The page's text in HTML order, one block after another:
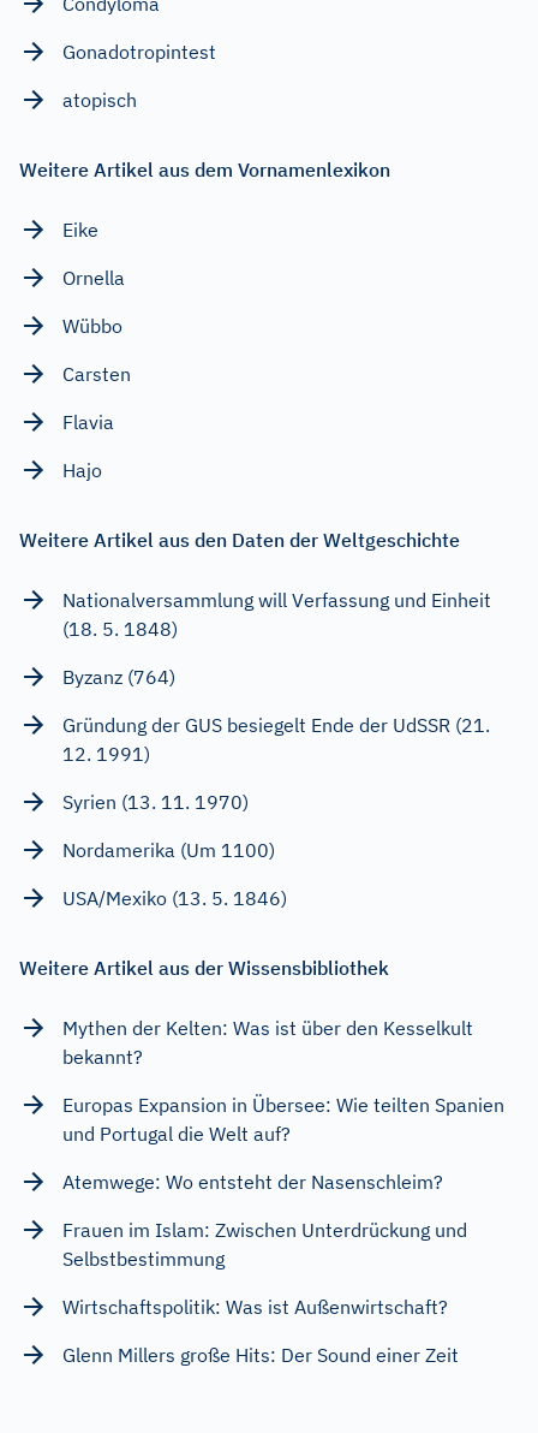
Gonadotropintest
atopisch
Weitere Artikel aus dem Vornamenlexikon
Eike
Ornella
Wübbo
Carsten
Flavia
Hajo
Weitere Artikel aus den Daten der Weltgeschichte
Nationalversammlung will Verfassung und Einheit
(18. 5. 1848)
Byzanz (764)
Gründung der GUS besiegelt Ende der UdSSR (21.
12. 1991)
Syrien (13. 11. 1970)
Nordamerika (Um 1100)
USA/Mexiko (13. 5. 1846)
Weitere Artikel aus der Wissensbibliothek
Mythen der Kelten: Was ist über den Kesselkult
bekannt?
Europas Expansion in Übersee: Wie teilten Spanien
und Portugal die Welt auf?
Atemwege: Wo entsteht der Nasenschleim?
Frauen im Islam: Zwischen Unterdrückung und
Selbstbestimmung
Wirtschaftspolitik: Was ist Außenwirtschaft?
Glenn Millers große Hits: Der Sound einer Zeit